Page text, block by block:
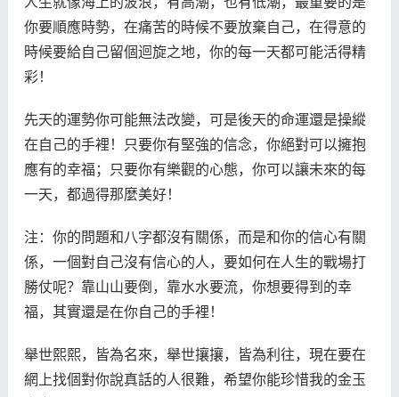
你要順應時勢，在痛苦的時候不要放棄自己，在得意的
時候要給自己留個迴旋之地，你的每一天都可能活得精
彩！
先天的運勢你可能無法改變，可是後天的命運還是操縱
在自己的手裡！只要你有堅強的信念，你絕對可以擁抱
應有的幸福；只要你有樂觀的心態，你可以讓未來的每
一天，都過得那麼美好！
注：你的問題和八字都沒有關係，而是和你的信心有關
係，一個對自己沒有信心的人，要如何在人生的戰場打
勝仗呢？靠山山要倒，靠水水要流，你想要得到的幸
福，其實還是在你自己的手裡！
舉世熙熙，皆為名來，舉世攘攘，皆為利往，現在要在
網上找個對你說真話的人很難，希望你能珍惜我的金玉